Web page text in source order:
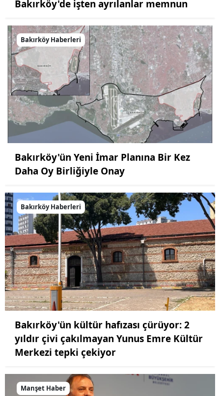
Bakırköy'de işten ayrılanlar memnun
Bakırköy Haberleri
Bakırköy'ün Yeni İmar Planına Bir Kez
Daha Oy Birliğiyle Onay
Bakırköy Haberleri
Bakırköy'ün kültür hafızası çürüyor: 2
yıldır çivi çakılmayan Yunus Emre Kültür
Merkezi tepki çekiyor
Manşet Haber